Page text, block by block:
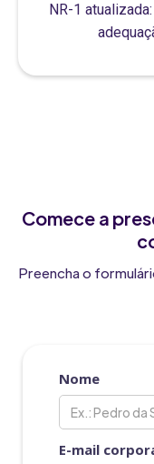
NR-1
Comece a
Preencha o
Nome
E-mail